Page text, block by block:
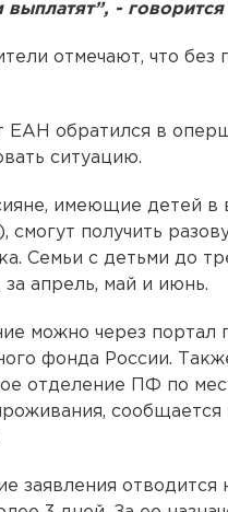
выплатят”, -
отмечают, что без
ЕАН обратился в
ситуацию.
имеющие детей в
смогут получить
Семьи с детьми до
апрель, май и июнь.
можно через портал
фонда России.
отделение ПФ по
сообщается
заявления